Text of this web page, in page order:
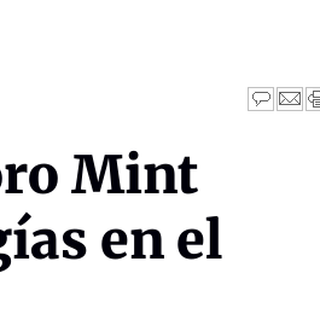
Mint
en el